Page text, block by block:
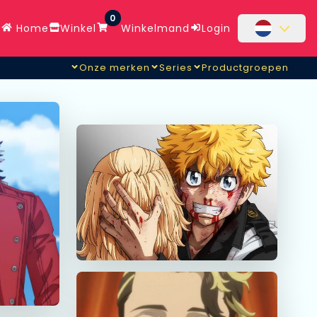
Home Winkel
0
Winkelmand Login
Onze merken Series Productgroepen